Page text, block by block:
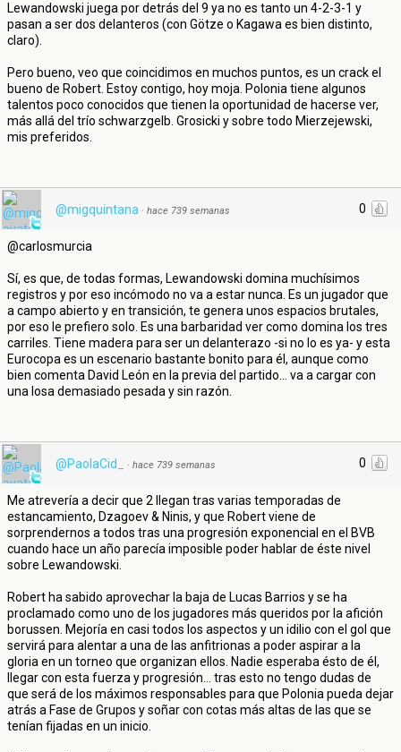
Lewandowski juega por detrás del 9 ya no es tanto un 4-2-3-1 y
pasan a ser dos delanteros (con Götze o Kagawa es bien distinto,
claro).
Pero bueno, veo que coincidimos en muchos puntos, es un crack el
bueno de Robert. Estoy contigo, hoy moja. Polonia tiene algunos
talentos poco conocidos que tienen la oportunidad de hacerse ver,
más allá del trío schwarzgelb. Grosicki y sobre todo Mierzejewski,
mis preferidos.
0
@migquintana · hace 739 semanas
@carlosmurcia
Sí, es que, de todas formas, Lewandowski domina muchísimos
registros y por eso incómodo no va a estar nunca. Es un jugador que
a campo abierto y en transición, te genera unos espacios brutales,
por eso le prefiero solo. Es una barbaridad ver como domina los tres
carriles. Tiene madera para ser un delanterazo -si no lo es ya- y esta
Eurocopa es un escenario bastante bonito para él, aunque como
bien comenta David León en la previa del partido... va a cargar con
una losa demasiado pesada y sin razón.
0
@PaolaCid_ · hace 739 semanas
Me atrevería a decir que 2 llegan tras varias temporadas de
estancamiento, Dzagoev & Ninis, y que Robert viene de
sorprendernos a todos tras una progresión exponencial en el BVB
cuando hace un año parecía imposible poder hablar de éste nivel
sobre Lewandowski.
Robert ha sabido aprovechar la baja de Lucas Barrios y se ha
proclamado como uno de los jugadores más queridos por la afición
borussen. Mejoría en casi todos los aspectos y un idilio con el gol que
servirá para alentar a una de las anfitrionas a poder aspirar a la
gloria en un torneo que organizan ellos. Nadie esperaba ésto de él,
llegar con esta fuerza y progresión... tras esto no tengo dudas de
que será de los máximos responsables para que Polonia pueda dejar
atrás a Fase de Grupos y soñar con cotas más altas de las que se
tenían fijadas en un inicio.